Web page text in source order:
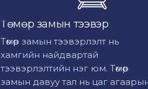
Төмөр замын тээвэр
Төмөр замын тээвэрлэлт нь
хамгийн найдвартай
тээвэрлэлтийн нэг юм. Төмөр
замын давуу тал нь цаг